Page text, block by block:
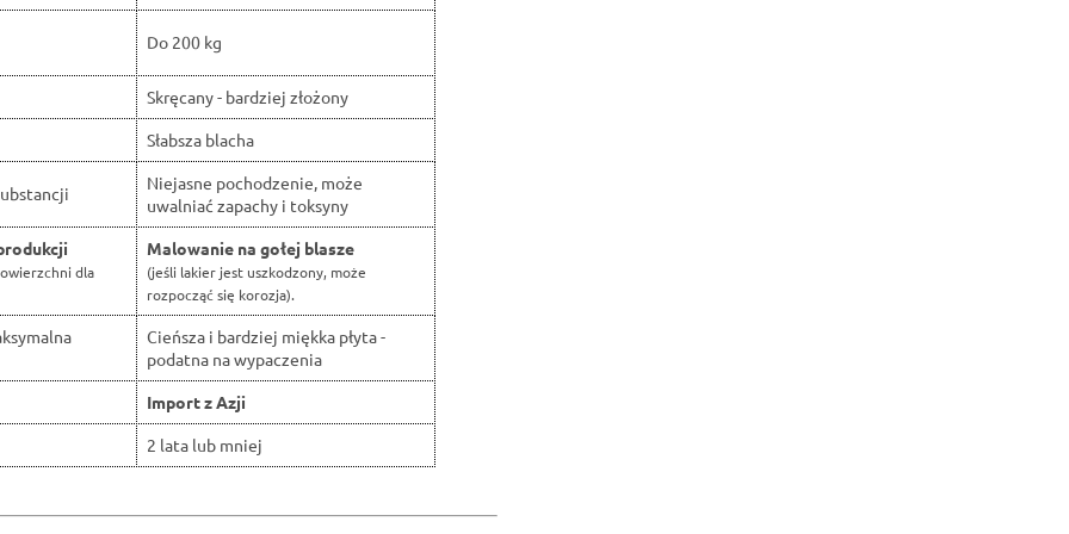
Do 200 kg
Skręcany - bardziej złożony
Słabsza blacha
Niejasne pochodzenie, może
uwalniać zapachy i toksyny
dla
Malowanie na gołej blasze
(jeśli lakier jest uszkodzony, może
rozpocząć się korozja).
Cieńsza i bardziej miękka płyta -
podatna na wypaczenia
Import z Azji
2 lata lub mniej